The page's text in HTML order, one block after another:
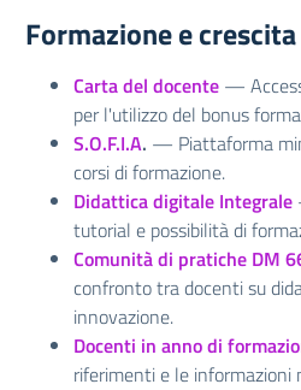
Formazione e
Carta del docente —
per l'utilizzo del bonus
S.O.F.I.A. — Piattaforma
corsi di formazione.
Didattica digitale Integrale
tutorial e possibilità di
Comunità di pratiche DM
confronto tra docenti su
innovazione.
Docenti in anno di
riferimenti e le informazioni